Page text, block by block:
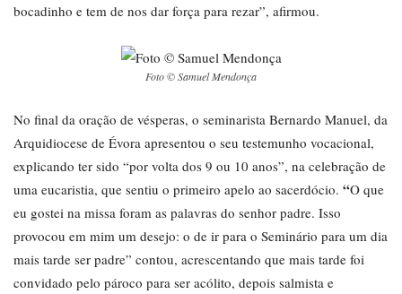
bocadinho e tem de nos dar força para rezar”, afirmou.
Foto © Samuel Mendonça
No final da oração de vésperas, o seminarista Bernardo Manuel, da
Arquidiocese de Évora apresentou o seu testemunho vocacional,
explicando ter sido “por volta dos 9 ou 10 anos”, na celebração de
uma eucaristia, que sentiu o primeiro apelo ao sacerdócio. “O que
eu gostei na missa foram as palavras do senhor padre. Isso
provocou em mim um desejo: o de ir para o Seminário para um dia
mais tarde ser padre” contou, acrescentando que mais tarde foi
convidado pelo pároco para ser acólito, depois salmista e